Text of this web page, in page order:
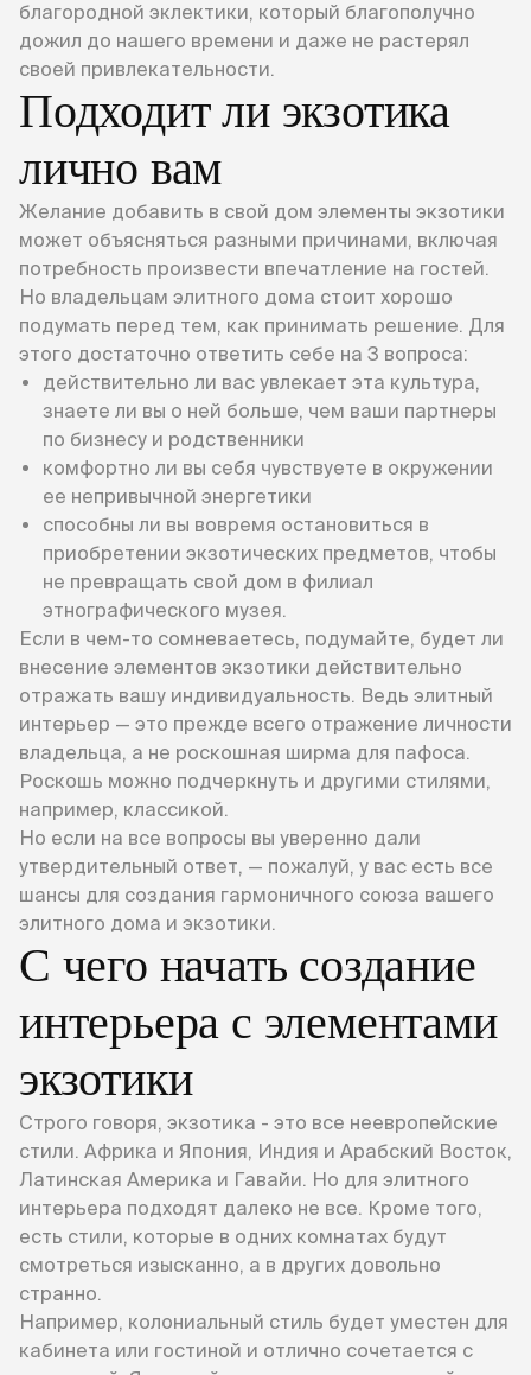
благородной эклектики, который благополучно
дожил до нашего времени и даже не растерял
своей привлекательности.
Подходит ли экзотика
лично вам
Желание добавить в свой дом элементы экзотики
может объясняться разными причинами, включая
потребность произвести впечатление на гостей.
Но владельцам элитного дома стоит хорошо
подумать перед тем, как принимать решение. Для
этого достаточно ответить себе на 3 вопроса:
действительно ли вас увлекает эта культура,
знаете ли вы о ней больше, чем ваши партнеры
по бизнесу и родственники
комфортно ли вы себя чувствуете в окружении
ее непривычной энергетики
способны ли вы вовремя остановиться в
приобретении экзотических предметов, чтобы
не превращать свой дом в филиал
этнографического музея.
Если в чем-то сомневаетесь, подумайте, будет ли
внесение элементов экзотики действительно
отражать вашу индивидуальность. Ведь элитный
интерьер — это прежде всего отражение личности
владельца, а не роскошная ширма для пафоса.
Роскошь можно подчеркнуть и другими стилями,
например, классикой.
Но если на все вопросы вы уверенно дали
утвердительный ответ, — пожалуй, у вас есть все
шансы для создания гармоничного союза вашего
элитного дома и экзотики.
С чего начать создание
интерьера с элементами
экзотики
Строго говоря, экзотика - это все неевропейские
стили. Африка и Япония, Индия и Арабский Восток,
Латинская Америка и Гавайи. Но для элитного
интерьера подходят далеко не все. Кроме того,
есть стили, которые в одних комнатах будут
смотреться изысканно, а в других довольно
странно.
Например, колониальный стиль будет уместен для
кабинета или гостиной и отлично сочетается с